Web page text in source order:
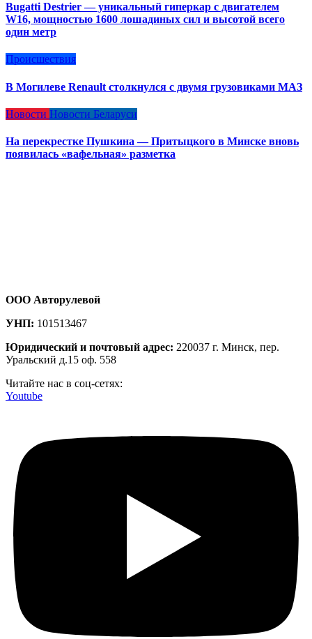
Bugatti Destrier — уникальный гиперкар с двигателем
W16, мощностью 1600 лошадиных сил и высотой всего
один метр
Происшествия
В Могилеве Renault столкнулся с двумя грузовиками МАЗ
Новости Новости Беларуси
На перекрестке Пушкина — Притыцкого в Минске вновь
появилась «вафельная» разметка
ООО Авторулевой
УНП: 101513467
Юридический и почтовый адрес: 220037 г. Минск, пер.
Уральский д.15 оф. 558
Читайте нас в соц-сетях:
Youtube